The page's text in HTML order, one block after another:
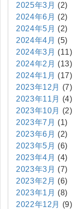
2025年3月 (2)
2024年6月 (2)
2024年5月 (2)
2024年4月 (5)
2024年3月 (11)
2024年2月 (13)
2024年1月 (17)
2023年12月
(7)
2023年11月
(4)
2023年10月
(2)
2023年7月 (1)
2023年6月 (2)
2023年5月 (6)
2023年4月 (4)
2023年3月 (7)
2023年2月 (6)
2023年1月 (8)
2022年12月
(9)